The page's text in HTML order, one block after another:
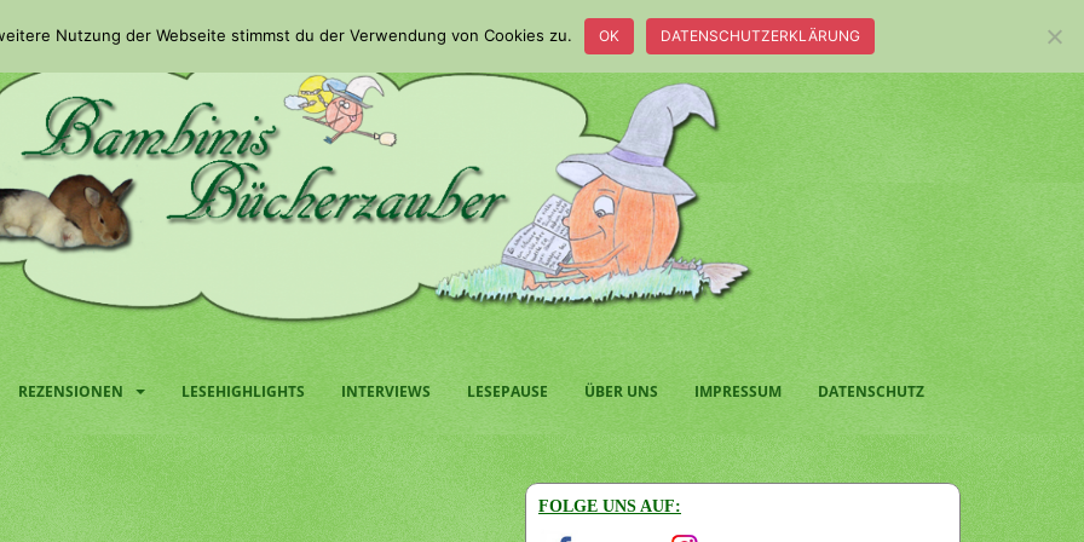
REZENSIONEN LESEHIGHLIGHTS INTERVIEWS LESEPAUSE ÜBER UNS IMPRESSUM DATENSCHUTZ
FOLGE UNS AUF:
Nutzung der Webseite stimmst du der Verwendung von Cookies zu. OK DATENSCHUTZERKLÄRUNG